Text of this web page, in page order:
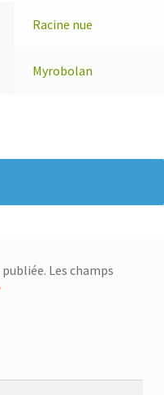
Racine nue
Myrobolan
Les champs